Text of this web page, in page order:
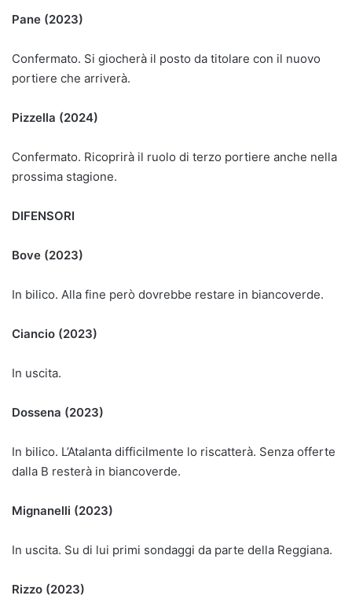
Pane (2023)
Confermato. Si giocherà il posto da titolare con il nuovo
portiere che arriverà.
Pizzella (2024)
Confermato. Ricoprirà il ruolo di terzo portiere anche nella
prossima stagione.
DIFENSORI
Bove (2023)
In bilico. Alla fine però dovrebbe restare in biancoverde.
Ciancio (2023)
In uscita.
Dossena (2023)
In bilico. L’Atalanta difficilmente lo riscatterà. Senza offerte
dalla B resterà in biancoverde.
Mignanelli (2023)
In uscita. Su di lui primi sondaggi da parte della Reggiana.
Rizzo (2023)